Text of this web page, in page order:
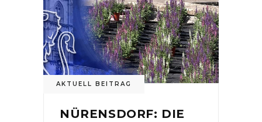
AKTUELL BEITRAG
NÜRENSDORF: DIE